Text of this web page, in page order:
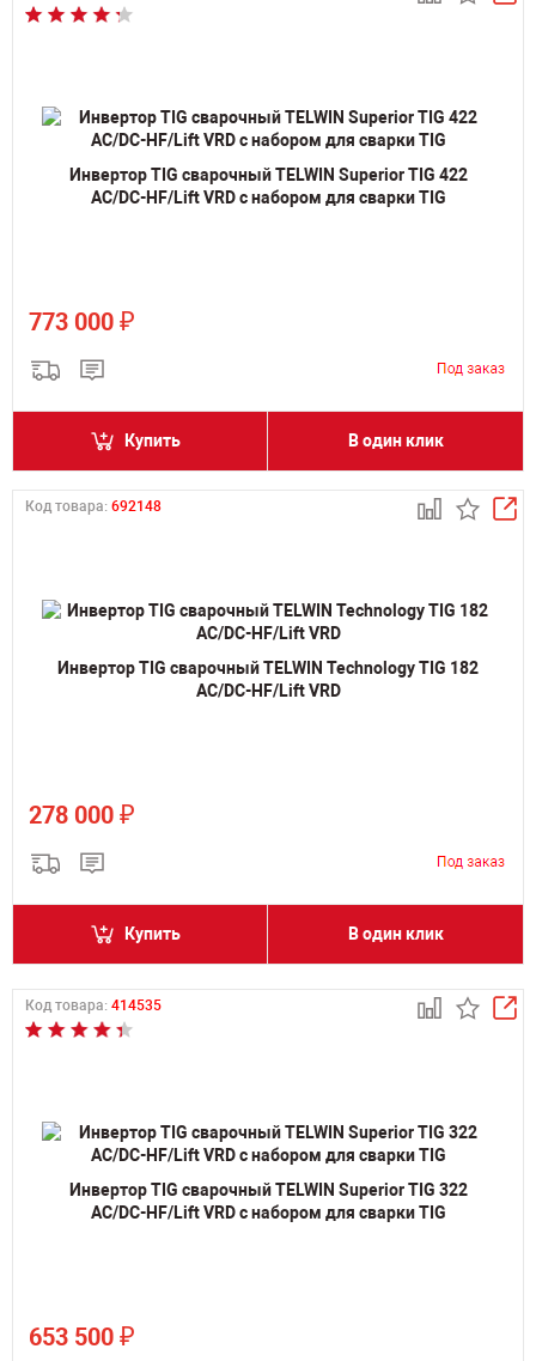
Инвертор TIG сварочный TELWIN Superior TIG 422
AC/DC-HF/Lift VRD с набором для сварки TIG
773 000 ₽
Купить В один клик
Код товара: 692148
Инвертор TIG сварочный TELWIN Technology TIG 182
AC/DC-HF/Lift VRD
278 000 ₽
Купить В один клик
Код товара: 414535
Инвертор TIG сварочный TELWIN Superior TIG 322
AC/DC-HF/Lift VRD с набором для сварки TIG
653 500 ₽